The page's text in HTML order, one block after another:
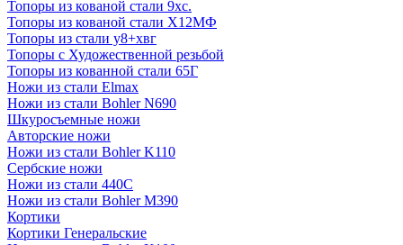
Топоры из кованой стали 9хс.
Топоры из кованой стали Х12МФ
Топоры из стали у8+хвг
Топоры с Художественной резьбой
Топоры из кованной стали 65Г
Ножи из стали Elmax
Ножи из стали Bohler N690
Шкуросъемные ножи
Авторские ножи
Ножи из стали Bohler K110
Сербские ножи
Ножи из стали 440С
Ножи из стали Bohler M390
Кортики
Кортики Генеральские